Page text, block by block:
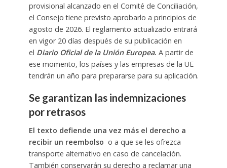
provisional alcanzado en el Comité de Conciliación,
el Consejo tiene previsto aprobarlo a principios de
agosto de 2026. El reglamento actualizado entrará
en vigor 20 días después de su publicación en
el Diario Oficial de la Unión Europea. A partir de
ese momento, los países y las empresas de la UE
tendrán un año para prepararse para su aplicación.
Se garantizan las indemnizaciones
por retrasos
El texto defiende una vez más el derecho a
recibir un reembolso o a que se les ofrezca
transporte alternativo en caso de cancelación.
También conservarán su derecho a reclamar una